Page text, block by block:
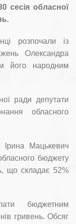
сесія обласної
розпочали із
Олександра
його народним
ради депутати
обласного
Ірина Мацькевич
бюджету
що складає 52%
бюджетним
гривень. Обсяг